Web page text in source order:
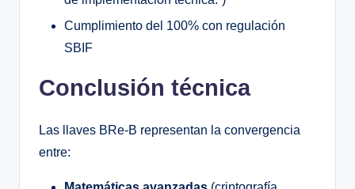
Cumplimiento del 100% con regulación
SBIF
Conclusión técnica
Las llaves BRe-B representan la convergencia
entre: